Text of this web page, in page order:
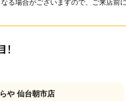
や 仙台朝市店